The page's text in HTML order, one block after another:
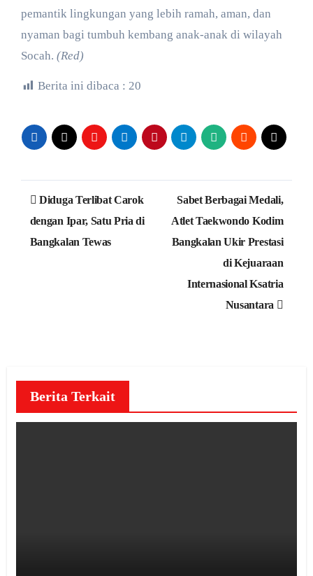
pemantik lingkungan yang lebih ramah, aman, dan
nyaman bagi tumbuh kembang anak-anak di wilayah
Socah. (Red)
Berita ini dibaca : 20
Navigasi
pos
Diduga Terlibat Carok
dengan Ipar, Satu Pria di
Bangkalan Tewas
Sabet Berbagai Medali,
Atlet Taekwondo Kodim
Bangkalan Ukir Prestasi
di Kejuaraan
Internasional Ksatria
Nusantara
Berita Terkait